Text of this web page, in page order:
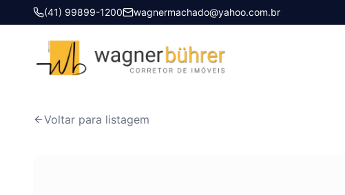
(41) 99899-1200 wagnermachado@yahoo.com.br
Voltar para listagem